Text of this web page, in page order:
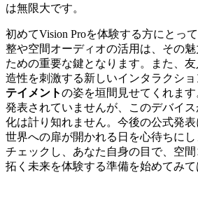
は無限大です。
初めてVision Proを体験する方にとっ
整や空間オーディオの活用は、その
ための重要な鍵となります。また、
造性を刺激する新しいインタラクショ
テイメントの姿を垣間見せてくれま
発表されていませんが、このデバイ
化は計り知れません。今後の公式発
世界への扉が開かれる日を心待ちにし
チェックし、あなた自身の目で、空
拓く未来を体験する準備を始めてみて